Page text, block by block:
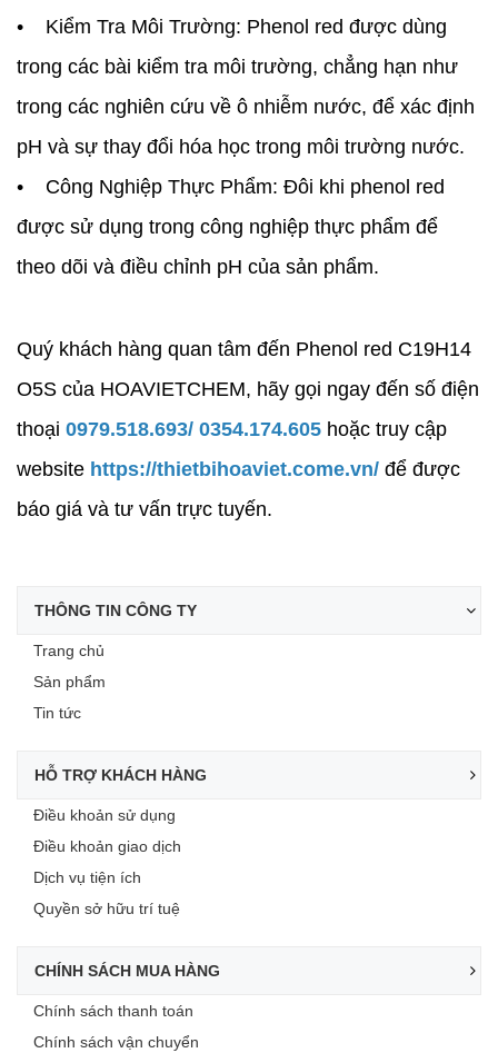
• Kiểm Tra Môi Trường: Phenol red được dùng
trong các bài kiểm tra môi trường, chẳng hạn như
trong các nghiên cứu về ô nhiễm nước, để xác định
pH và sự thay đổi hóa học trong môi trường nước.
• Công Nghiệp Thực Phẩm: Đôi khi phenol red
được sử dụng trong công nghiệp thực phẩm để
theo dõi và điều chỉnh pH của sản phẩm.
Quý khách hàng quan tâm đến Phenol red C19​H14​
O5​S của HOAVIETCHEM, hãy gọi ngay đến số điện
thoại 0979.518.693/ 0354.174.605 hoặc truy cập
website https://thietbihoaviet.come.vn/ để được
báo giá và tư vấn trực tuyến.
THÔNG TIN CÔNG TY
Trang chủ
Sản phẩm
Tin tức
HỖ TRỢ KHÁCH HÀNG
Điều khoản sử dụng
Điều khoản giao dịch
Dịch vụ tiện ích
Quyền sở hữu trí tuệ
CHÍNH SÁCH MUA HÀNG
Chính sách thanh toán
Chính sách vận chuyển